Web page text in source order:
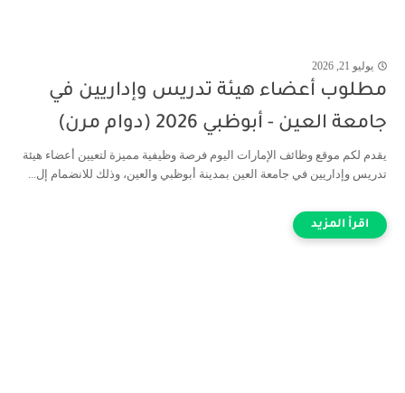
يوليو 21, 2026
مطلوب أعضاء هيئة تدريس وإداريين في
جامعة العين - أبوظبي 2026 (دوام مرن)
يقدم لكم موقع وظائف الإمارات اليوم فرصة وظيفية مميزة لتعيين أعضاء هيئة
تدريس وإداريين في جامعة العين بمدينة أبوظبي والعين، وذلك للانضمام إل...